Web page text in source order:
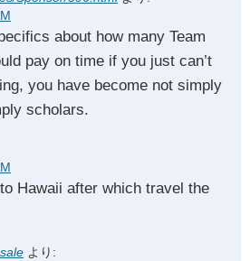
about how many Team
pay on time if you just can’t
you have become not simply
scholars.
Hawaii after which travel the
より: